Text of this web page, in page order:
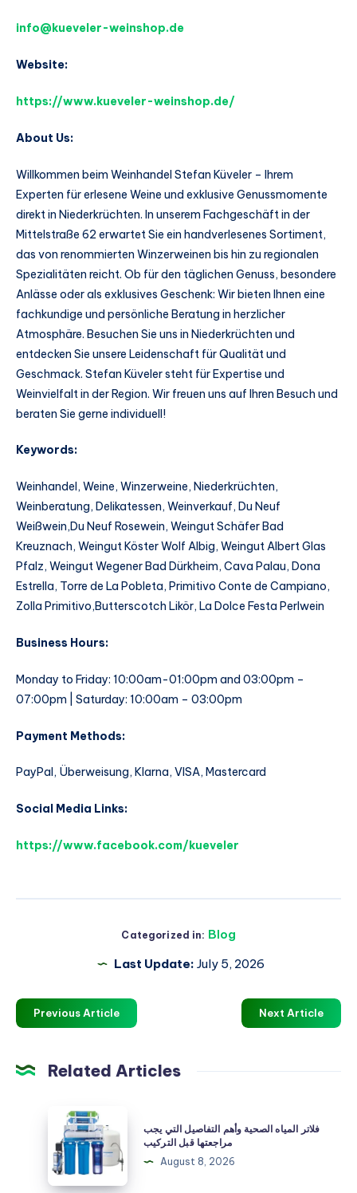
info@kueveler-weinshop.de
Website:
https://www.kueveler-weinshop.de/
About Us:
Willkommen beim Weinhandel Stefan Küveler – Ihrem
Experten für erlesene Weine und exklusive Genussmomente
direkt in Niederkrüchten. In unserem Fachgeschäft in der
Mittelstraße 62 erwartet Sie ein handverlesenes Sortiment,
das von renommierten Winzerweinen bis hin zu regionalen
Spezialitäten reicht. Ob für den täglichen Genuss, besondere
Anlässe oder als exklusives Geschenk: Wir bieten Ihnen eine
fachkundige und persönliche Beratung in herzlicher
Atmosphäre. Besuchen Sie uns in Niederkrüchten und
entdecken Sie unsere Leidenschaft für Qualität und
Geschmack. Stefan Küveler steht für Expertise und
Weinvielfalt in der Region. Wir freuen uns auf Ihren Besuch und
beraten Sie gerne individuell!
Keywords:
Weinhandel, Weine, Winzerweine, Niederkrüchten,
Weinberatung, Delikatessen, Weinverkauf, Du Neuf
Weißwein,Du Neuf Rosewein, Weingut Schäfer Bad
Kreuznach, Weingut Köster Wolf Albig, Weingut Albert Glas
Pfalz, Weingut Wegener Bad Dürkheim, Cava Palau, Dona
Estrella, Torre de La Pobleta, Primitivo Conte de Campiano,
Zolla Primitivo,Butterscotch Likör, La Dolce Festa Perlwein
Business Hours:
Monday to Friday: 10:00am-01:00pm and 03:00pm –
07:00pm | Saturday: 10:00am – 03:00pm
Payment Methods:
PayPal, Überweisung, Klarna, VISA, Mastercard
Social Media Links:
https://www.facebook.com/kueveler
Categorized in: Blog
Last Update: July 5, 2026
Previous Article Next Article
Related Articles
فلاتر
المياه
الصحية
وأهم
فلاتر المياه الصحية وأهم التفاصيل التي يجب
مراجعتها قبل التركيب
August 8, 2026